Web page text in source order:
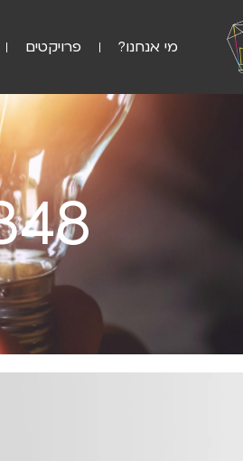
מי אנחנו? פרויקטים